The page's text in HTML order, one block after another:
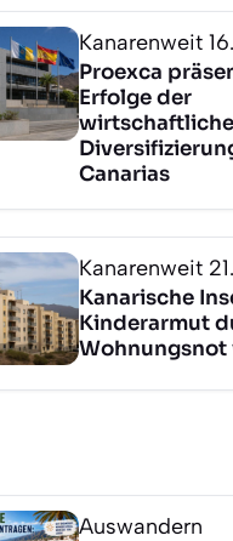
Kanarenweit
Proexca
Erfolge der
Canarias
Kanarenweit
Kanarische
Kinderarmut
Wohnungsnot
Auswandern